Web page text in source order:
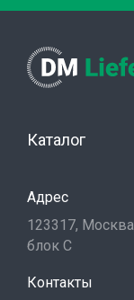
Каталог
Адрес
123317,
блок С
Контакты